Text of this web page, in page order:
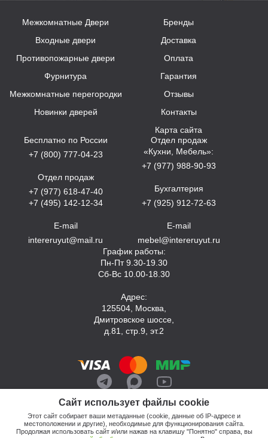
Сайт использует файлы cookie
Этот сайт собирает ваши метаданные (cookie, данные об IP-адресе и
местоположении и другие), необходимые для функционирования сайта.
Продолжая использовать сайт и/или нажав на клавишу "Понятно" справа, вы
Межкомнатные Двери
Входные двери
Противопожарные двери
Фурнитура
Межкомнатные перегородки
Новинки дверей
Бренды
Доставка
Оплата
Гарантия
Отзывы
Контакты
Карта сайта
Бесплатно по России
+7 (800) 777-04-23
Отдел продаж
+7 (977) 618-47-40
+7 (495) 142-12-34
E-mail
intereruyut@mail.ru
Отдел продаж
«Кухни, Мебель»:
+7 (977) 988-90-93
Бухгалтерия
+7 (925) 912-72-63
E-mail
mebel@intereruyut.ru
График работы:
Пн-Пт 9.30-19.30
Сб-Вс 10.00-18.30
Адрес:
125504, Москва,
Дмитровское шоссе,
д.81, стр.9, эт.2